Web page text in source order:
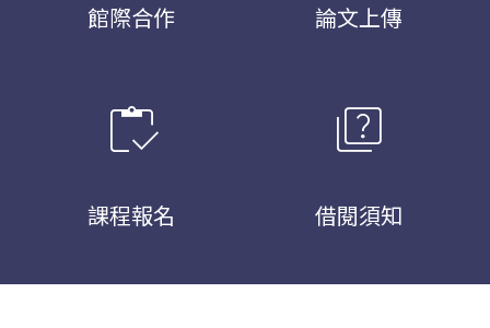
館際合作 論文上傳
inventory
課程報名
quiz
借閱須知